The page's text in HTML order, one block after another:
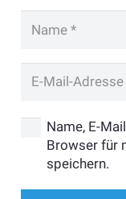
Name, E-
Browser für
speichern.